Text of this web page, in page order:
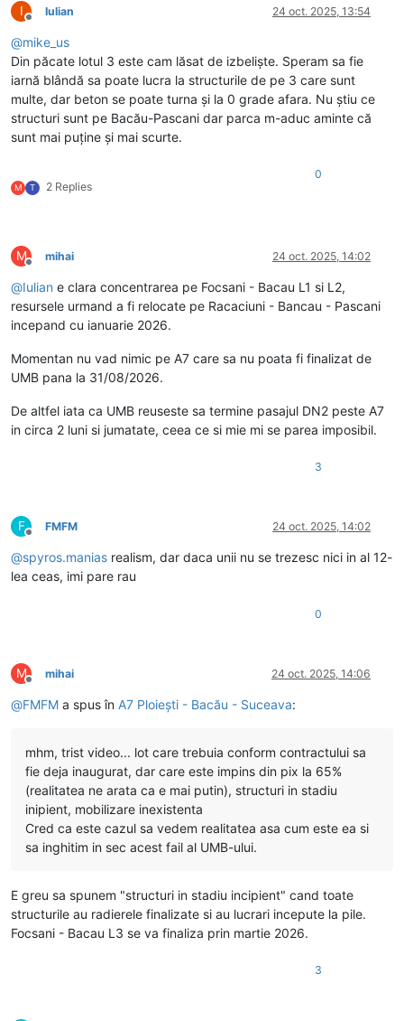
I
Deconectat
Iulian 24 oct. 2025, 13:54
@mike_us
Din păcate lotul 3 este cam lăsat de izbeliște. Speram sa fie
iarnă blândă sa poate lucra la structurile de pe 3 care sunt
multe, dar beton se poate turna și la 0 grade afara. Nu știu ce
structuri sunt pe Bacău-Pascani dar parca m-aduc aminte că
sunt mai puține și mai scurte.
M T 2 Replies
0
M
Deconectat
mihai 24 oct. 2025, 14:02
@Iulian e clara concentrarea pe Focsani - Bacau L1 si L2,
resursele urmand a fi relocate pe Racaciuni - Bancau - Pascani
incepand cu ianuarie 2026.
Momentan nu vad nimic pe A7 care sa nu poata fi finalizat de
UMB pana la 31/08/2026.
De altfel iata ca UMB reuseste sa termine pasajul DN2 peste A7
in circa 2 luni si jumatate, ceea ce si mie mi se parea imposibil.
3
F
Deconectat
FMFM 24 oct. 2025, 14:02
@spyros.manias realism, dar daca unii nu se trezesc nici in al 12-
lea ceas, imi pare rau
0
M
Deconectat
mihai 24 oct. 2025, 14:06
@FMFM a spus în A7 Ploiești - Bacău - Suceava:
mhm, trist video... lot care trebuia conform contractului sa
fie deja inaugurat, dar care este impins din pix la 65%
(realitatea ne arata ca e mai putin), structuri in stadiu
inipient, mobilizare inexistenta
Cred ca este cazul sa vedem realitatea asa cum este ea si
sa inghitim in sec acest fail al UMB-ului.
E greu sa spunem "structuri in stadiu incipient" cand toate
structurile au radierele finalizate si au lucrari incepute la pile.
Focsani - Bacau L3 se va finaliza prin martie 2026.
3